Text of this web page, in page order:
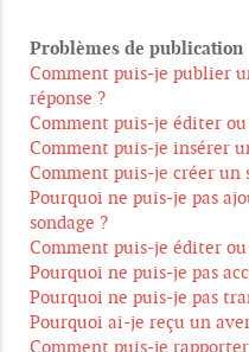
Problèmes de publication
Comment puis-je publier
réponse ?
Comment puis-je éditer
Comment puis-je insérer
Comment puis-je créer un
Pourquoi ne puis-je pas
sondage ?
Comment puis-je éditer
Pourquoi ne puis-je pas
Pourquoi ne puis-je pas
Pourquoi ai-je reçu un
Comment puis-je